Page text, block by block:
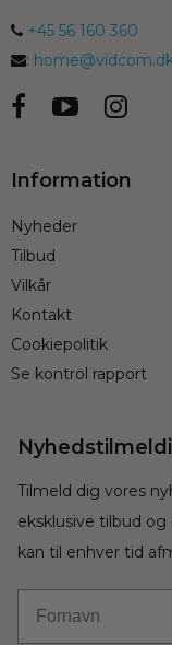
+45 56 160 360
:
Information
Nyheder
Tilbud
Vilkår
Kontakt
Cookiepolitik
Se kontrol rapport
Tilmeld dig vores
eksklusive tilbud
kan til enhver tid